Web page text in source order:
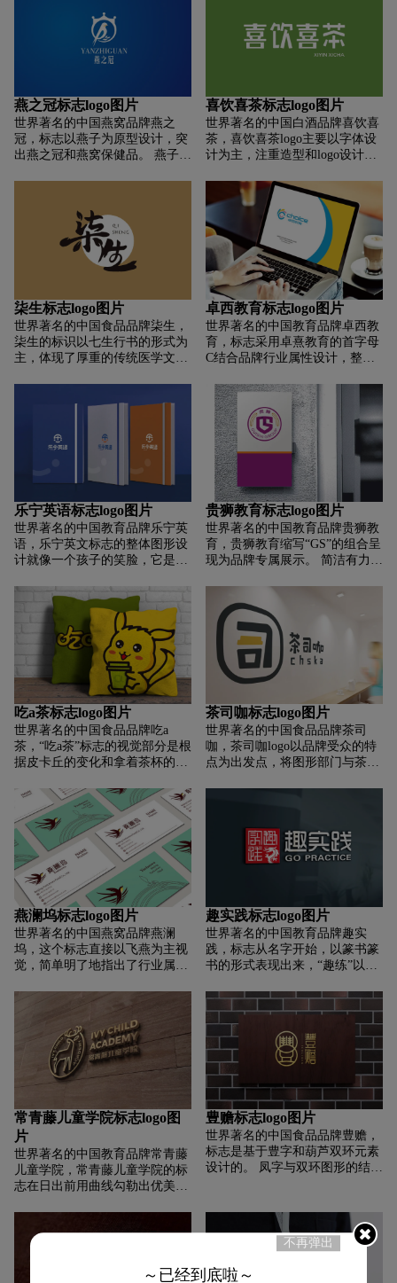
念，寓意企业踏实踏实，体现企
业细节。 标志字体优美而富有韵
律，体现了企业的专业专注和创
造专业服务的美好愿景。 心就像
取。 标志的颜色取自中国红和字
母金。 标志专业、敬业，寓意公
司负责、可靠。 发展品牌理念。
大气，能引弓|年轻的消费群体，
轻松叫品牌！
燕之冠标志logo图片
世界著名的中国燕窝品牌燕之
冠，标志以燕子为原型设计，突
出燕之冠和燕窝保健品。 燕子蜿
不断扩大。 王冠也代表着尊严和
品质。 燕子脚下是一朵春蕾代表
燕之冠，带来青春与活力，彰显
健康与品质感。 整体采用欧式现
领导力和品质感。
喜饮喜茶标志logo图片
世界著名的中国白酒品牌喜饮喜
茶，喜饮喜茶logo主要以字体设
计为主，注重造型和logo设计的
的图形能在复杂繁多的信息冲击
下突出其简单的视觉个性，强化
图形的视觉效果，使标志充分发
挥其独特的艺术作用，突出其卖
点。 它很容易识别和应用。 关
键是便于标识的反复推敲。 它不
仅能正确体现标志的创意理念，
而且以其简洁独特的造型给观者
留下清晰的印象。 因此，它很容
易识别、记住和永远不会忘记。
柒生标志logo图片
世界著名的中国食品品牌柒生，
柒生的标识以七生行书的形式为
主，体现了厚重的传统医学文化
元素被融入到书法笔画中。 笔触
样。 底部的圆圈具有和谐、温度
的特点，如三七的药性。 标志的
的作用。 标志的金色就像三七。
同时具有高雅奢华的视觉效果。
卓西教育标志logo图片
世界著名的中国教育品牌卓西教
育，标志采用卓熹教育的首字母
C结合品牌行业属性设计，整体
度强。 标志融入OK、简约、国
际化的姿态，象征着卓羲教育
“非常OK”，非常专业。 传达了
选择我们成就自己品牌的理念，
彰显卓熹教育的专业权威，品牌
值得信赖和认可。 快乐的笑脸可
以融入孩子的教学中，快乐的个
性化教学服务才能体现快乐的笑
脸。 海浪元素象征乘风破浪，砥
砺前行，成就孩子的希望和未
来。 也表明品牌在不断发展，宏
远的发展目标是做大做强。
乐宁英语标志logo图片
世界著名的中国教育品牌乐宁英
语，乐宁英文标志的整体图形设
计就像一个孩子的笑脸，它是由
计圆润、厚实、有亲和力；蓝色
代表智慧 执着沉稳，橙色代表阳
光 积极开朗，寓意乐宁人对教育
敬业、认真、严谨的工作态度和
乐宁人积极、阳光、健康的生活
状态。音乐是一种乐观的生活态
度；宁是——不屈不挠的精神；
人的一生应该快乐地学习、快乐
地生活、​​快乐地成长、快乐地梦
想，因为生命漫长，学习无止
境，学习无止境！青少年的学习
不应该成为考试的负担，而是
只有享受它并保持安静，我们才
能设定伟大的目标！学习的终点
不应该是小学、大学或工作！学
习就是有能力遇见更远更美的
“星辰大海”！乐宁教给孩子的不
仅仅是一门语言，更是一种笑谈
人生的哲学！
贵狮教育标志logo图片
世界著名的中国教育品牌贵狮教
育，贵狮教育缩写“GS”的组合呈
现为品牌专属展示。 简洁有力的
力，更让贵石品牌不忘初心，将
执着的匠心文化展现在标识中。
也寓意着师生在教育中携手共进
的品牌教育理念。 盾牌元素的融
合，不仅体现了贵狮的权威专业
实力、育人成才的使命、全心呵
护的师父之心，也赋予了学者一
种值得信赖、信赖和成功的亲切
感和庄重感 . 标志轮廓以徽章的
形式展示，彰显了教育行业的神
圣性。 中英文品牌名称融合，让
品牌影响力放眼全球，再创辉
吃a茶标志logo图片
世界著名的中国食品品牌吃a
茶，“吃a茶”标志的视觉部分是根
据皮卡丘的变化和拿着茶杯的孩
象手拿茶杯微微抬起头，展现了
孩子天真可爱的特点和所赋予的
意境，满足了领先消费群体的需
求和品牌的内涵。 同时，卡通形
象的耳朵和尾巴结合了绿叶曲线
的特点，搭配绿茶杯，体现健康
绿色。 logo的字体部分采用自然
的笔迹特征，突出随机性的特
点。
茶司咖标志logo图片
世界著名的中国食品品牌茶司
咖，茶司咖logo以品牌受众的特
点为出发点，将图形部门与茶杯
核心愿景相结合，做到简约而不
简单，突出品类，同时传达潮流
不羁的气势。
燕澜坞标志logo图片
世界著名的中国燕窝品牌燕澜
坞，这个标志直接以飞燕为主视
觉，简单明了地指出了行业属
形说明了燕窝的产业属性，也具
有精神港湾的含义。 此标志视觉
独特、感染力强、易识别、易
记、轻奢、时尚、年轻、易被用
型易于在后期多方面衍生和发展
阶段，为后期扩展提供更多可
能。
趣实践标志logo图片
世界著名的中国教育品牌趣实
践，标志从名字开始，以篆书篆
书的形式表现出来，“趣练”以简
龙形象，简洁、沉稳、 美丽大
方。 篆书、篆书既彰显文化传承
与传承，又寓意诚信、可靠、信
赖； 龙寓意人间的龙，孩子成龙
的希望，飞龙在天，吉祥健康；
颜色采用中国红，红色，火热而
苍劲。
常青藤儿童学院标志logo图
片
世界著名的中国教育品牌常青藤
儿童学院，常青藤儿童学院的标
志在日出前用曲线勾勒出优美的
现了突破和超越的意义。 鹿角由
紧凑、严谨、精致，以现代设计
豊赡标志logo图片
世界著名的中国食品品牌豊赡，
标志是基于豊字和葫芦双环元素
设计的。 凤字与双环图形的结合
显示了长寿、生命周期和丰富的
概念。 “豐赡”二字的字体设计，
展现出高贵、高端、沉稳的气
自然健康的理念。 标志颜色采用
不再弹出
～已经到底啦～